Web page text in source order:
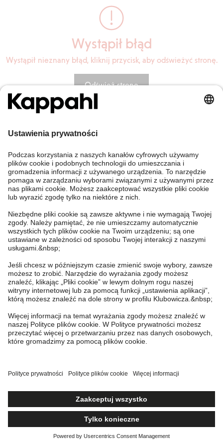
Wystąpił błąd
Wystąpił nieznany błąd, kliknij przycisk, aby odświeżyć stronę.
Odśwież stronę